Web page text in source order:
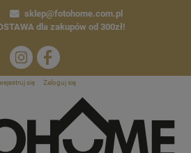
sklep@fotohome.com.pl
dla zakupów od 300zł!
się Zaloguj się